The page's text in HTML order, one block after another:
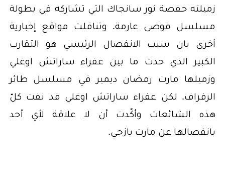
زميلته حفصة نور سانجاك التي تشاركه في بطولة
مسلسل فوضى عارمة. وتناقلت مواقع إخبارية
أخرى بان سبب الانفصال الرئيسي هو التقارب
الكبير الذي حدث ما بين عفراء ساراتش اوغلي
وزميلها مارت رمضان ديمير في مسلسل طائر
الرفراف. لكن عفراء ساراتش اوغلي قد نفت كلّ
هذه الشائعات وأكّدت أن لا علاقة لأي أحد
بانفصالها عن مارت يازجي.